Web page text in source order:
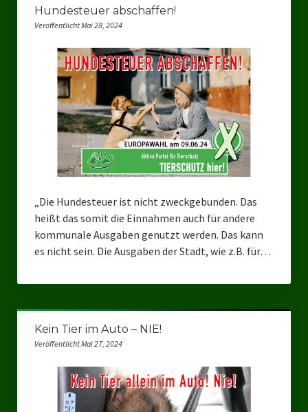
Hundesteuer abschaffen!
Veröffentlicht Mai 28, 2024
„Die Hundesteuer ist nicht zweckgebunden. Das
heißt das somit die Einnahmen auch für andere
kommunale Ausgaben genutzt werden. Das kann
es nicht sein. Die Ausgaben der Stadt, wie z.B. für…
Kein Tier im Auto – NIE!
Veröffentlicht Mai 27, 2024